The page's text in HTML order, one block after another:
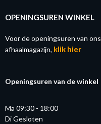
OPENINGSUREN WINKEL
Voor de openingsuren van ons
afhaalmagazijn, klik hier
Openingsuren van de winkel
Ma 09:30 - 18:00
Di Gesloten